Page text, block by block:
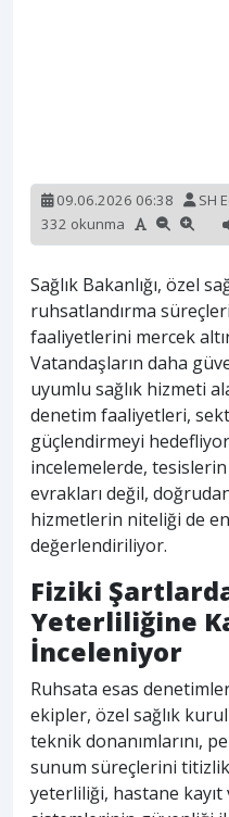
09.06.2026 06:38 SH
332 okunma
Sağlık Bakanlığı, özel
ruhsatlandırma
faaliyetlerini mercek
Vatandaşların daha
uyumlu sağlık hizmeti
denetim faaliyetleri,
güçlendirmeyi
incelemelerde,
evrakları değil,
hizmetlerin niteliği de en
değerlendiriliyor.
Fiziki
Yeterliliğine
İnceleniyor
Ruhsata esas
ekipler, özel sağlık
teknik donanımlarını,
sunum süreçlerini
yeterliliği, hastane